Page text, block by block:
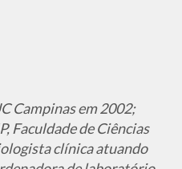
Campinas em 2002;
Faculdade de Ciências
clínica atuando